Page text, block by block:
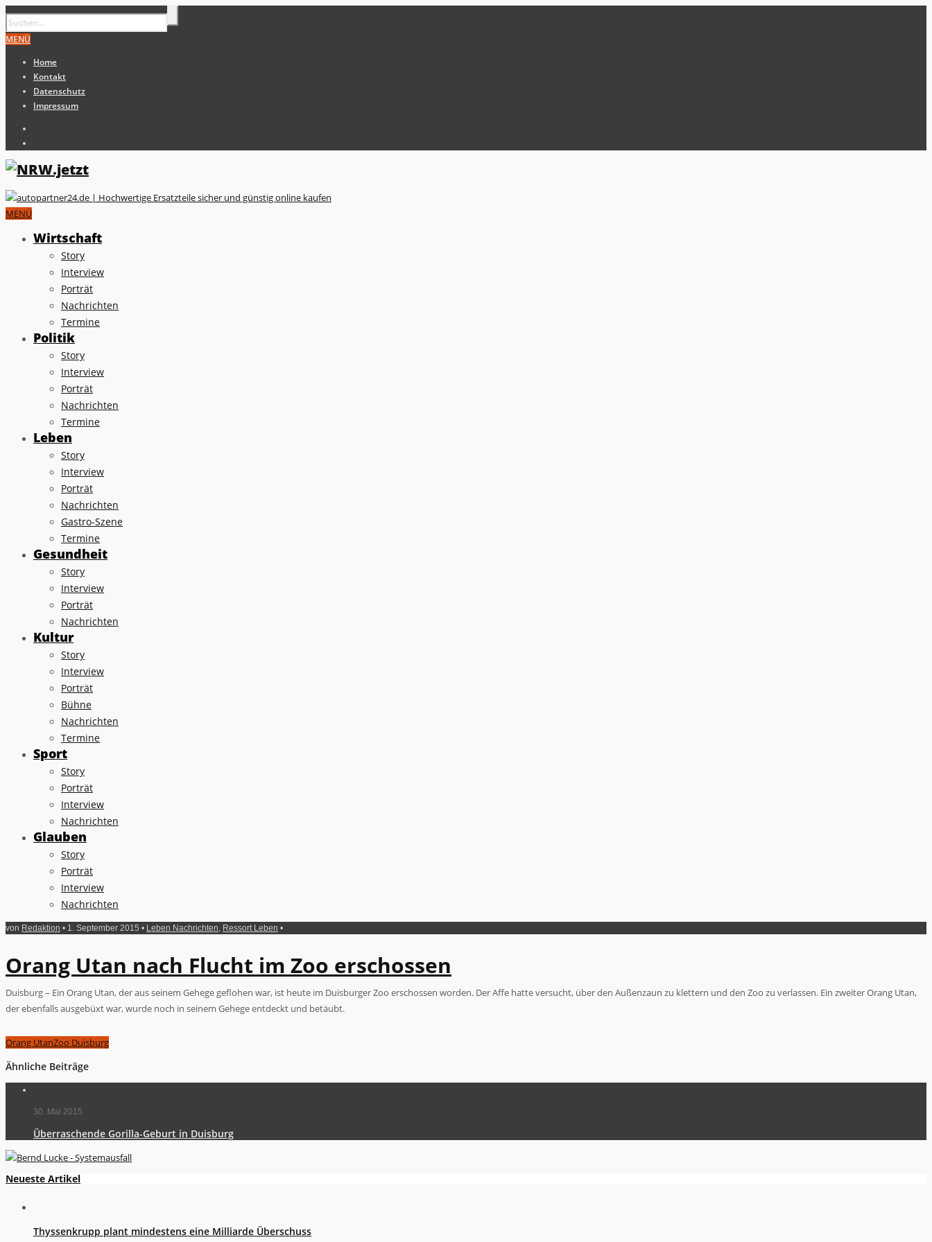
MENÜ
Home
Kontakt
Datenschutz
Impressum
MENÜ
Wirtschaft
Story
Interview
Porträt
Nachrichten
Termine
Politik
Story
Interview
Porträt
Nachrichten
Termine
Leben
Story
Interview
Porträt
Nachrichten
Gastro-Szene
Termine
Gesundheit
Story
Interview
Porträt
Nachrichten
Kultur
Story
Interview
Porträt
Bühne
Nachrichten
Termine
Sport
Story
Porträt
Interview
Nachrichten
Glauben
Story
Porträt
Interview
Nachrichten
von Redaktion • 1. September 2015 • Leben Nachrichten Ressort Leben •
Orang Utan nach Flucht im Zoo erschossen
Duisburg – Ein Orang Utan, der aus seinem Gehege geflohen war, ist heute im Duisburger Zoo erschossen worden. Der Affe hatte versucht, über den Außenzaun zu klettern und den Zoo zu verlassen. Ein zweiter Orang Utan,
der ebenfalls ausgebüxt war, wurde noch in seinem Gehege entdeckt und betäubt.
Orang UtanZoo Duisburg
Ähnliche Beiträge
30. Mai 2015
Überraschende Gorilla-Geburt in Duisburg
Neueste Artikel
Thyssenkrupp plant mindestens eine Milliarde Überschuss